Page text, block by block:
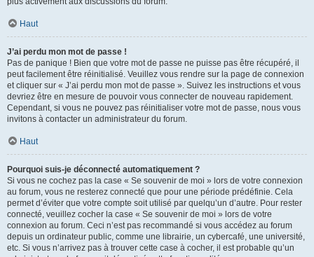
Haut
J’ai perdu mon mot de passe !
Pas de panique ! Bien que votre mot de passe ne puisse pas être récupéré, il
peut facilement être réinitialisé. Veuillez vous rendre sur la page de connexion
et cliquer sur « J’ai perdu mon mot de passe ». Suivez les instructions et vous
devriez être en mesure de pouvoir vous connecter de nouveau rapidement.
Cependant, si vous ne pouvez pas réinitialiser votre mot de passe, nous vous
invitons à contacter un administrateur du forum.
Haut
Pourquoi suis-je déconnecté automatiquement ?
Si vous ne cochez pas la case « Se souvenir de moi » lors de votre connexion
au forum, vous ne resterez connecté que pour une période prédéfinie. Cela
permet d’éviter que votre compte soit utilisé par quelqu’un d’autre. Pour rester
connecté, veuillez cocher la case « Se souvenir de moi » lors de votre
connexion au forum. Ceci n’est pas recommandé si vous accédez au forum
depuis un ordinateur public, comme une librairie, un cybercafé, une université,
etc. Si vous n’arrivez pas à trouver cette case à cocher, il est probable qu’un